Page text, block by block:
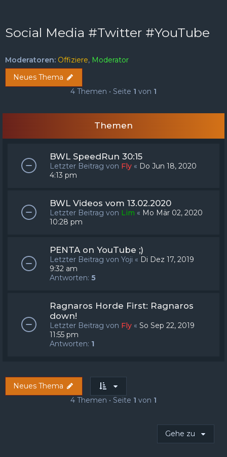
Social Media #Twitter #YouTube
Moderatoren: Offiziere, Moderator
Neues Thema
4 Themen • Seite 1 von 1
Themen
BWL SpeedRun 30:15
Letzter Beitrag von Fly « Do Jun 18, 2020
4:13 pm
BWL Videos vom 13.02.2020
Letzter Beitrag von Lim « Mo Mär 02, 2020
10:28 pm
PENTA on YouTube ;)
Letzter Beitrag von Yoji « Di Dez 17, 2019
9:32 am
Antworten: 5
Ragnaros Horde First: Ragnaros
down!
Letzter Beitrag von Fly « So Sep 22, 2019
11:55 pm
Antworten: 1
Neues Thema
4 Themen • Seite 1 von 1
Gehe zu